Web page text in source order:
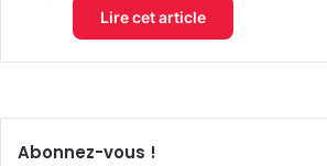
Lire cet article
Abonnez-vous !